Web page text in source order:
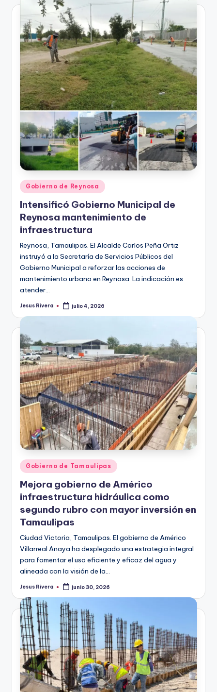
Publicado
en
Gobierno de Reynosa
Intensificó Gobierno Municipal de
Reynosa mantenimiento de
infraestructura
Reynosa, Tamaulipas. El Alcalde Carlos Peña Ortiz
instruyó a la Secretaría de Servicios Públicos del
Gobierno Municipal a reforzar las acciones de
mantenimiento urbano en Reynosa. La indicación es
atender…
Publicado
Jesus Rivera julio 4, 2026
Publicado
en
Gobierno de Tamaulipas
Mejora gobierno de Américo
infraestructura hidráulica como
segundo rubro con mayor inversión en
Tamaulipas
Ciudad Victoria, Tamaulipas. El gobierno de Américo
Villarreal Anaya ha desplegado una estrategia integral
para fomentar el uso eficiente y eficaz del agua y
alineada con la visión de la…
Publicado
Jesus Rivera junio 30, 2026